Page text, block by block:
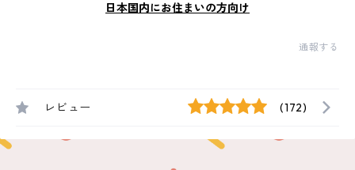
日本国内にお住まいの方向け
通報する
レビュー (172)